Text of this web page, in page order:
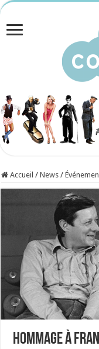
Accueil / News /
Hommage à